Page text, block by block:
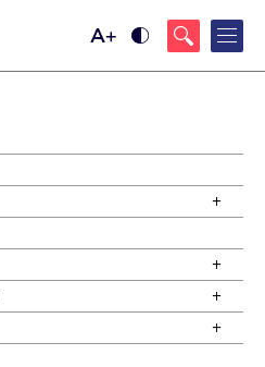
Ustaw
rozmiar
Ustaw
kontrast
tekstu
+
+
+
+